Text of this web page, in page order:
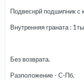
Подвеснрй подшипник с
Внутренняя граната :
Без возврата.
Разположение - С-Пб.